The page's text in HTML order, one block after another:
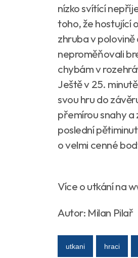
nízko svítící
toho, že hostující
zhruba v
neproměňovali
chybám v
Ještě v 25.
svou hru do
přemírou snahy
poslední
o velmi cenné
Více o utkání na
Autor: Milan Pilař
utkani hraci